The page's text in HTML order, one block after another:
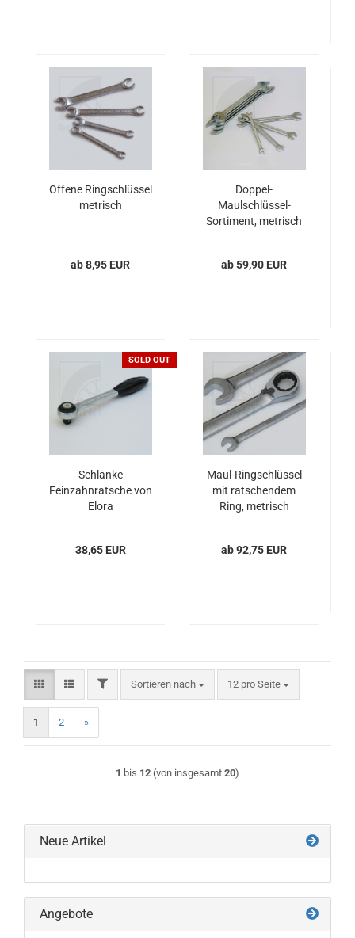
Offene Ringschlüssel
metrisch
ab 8,95 EUR
Doppel-
Maulschlüssel-
Sortiment, metrisch
ab 59,90 EUR
SOLD OUT
Schlanke
Feinzahnratsche von
Elora
38,65 EUR
Maul-Ringschlüssel
mit ratschendem
Ring, metrisch
ab 92,75 EUR
FILTERSortieren nach
Sortieren nach 12 pro Seite
pro Seite
1 2 »
1 bis 12 (von insgesamt 20)
Neue Artikel
Angebote